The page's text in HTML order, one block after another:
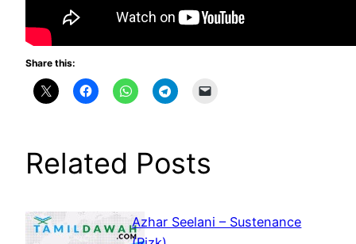
Share this:
Related Posts
Azhar Seelani – Sustenance